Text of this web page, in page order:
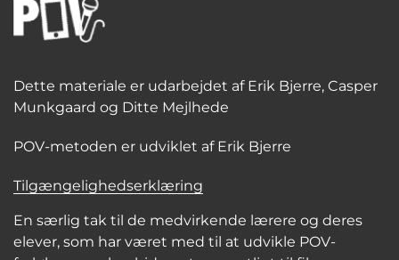
Dette materiale er udarbejdet af Erik Bjerre, Casper
Munkgaard og Ditte Mejlhede
POV-metoden er udviklet af Erik Bjerre
Tilgængelighedserklæring
En særlig tak til de medvirkende lærere og deres
elever, som har været med til at udvikle POV-